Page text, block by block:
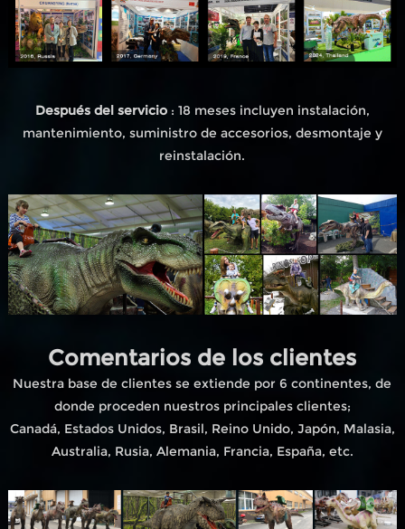
Después del servicio: 18 meses incluyen instalación,
mantenimiento, suministro de accesorios, desmontaje y
reinstalación.
Comentarios de los clientes
Nuestra base de clientes se extiende por 6 continentes, de
donde proceden nuestros principales clientes;
Canadá, Estados Unidos, Brasil, Reino Unido, Japón, Malasia,
Australia, Rusia, Alemania, Francia, España, etc.